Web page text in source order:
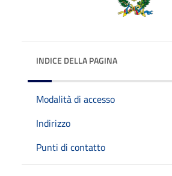
INDICE DELLA PAGINA
Modalità di accesso
Indirizzo
Punti di contatto